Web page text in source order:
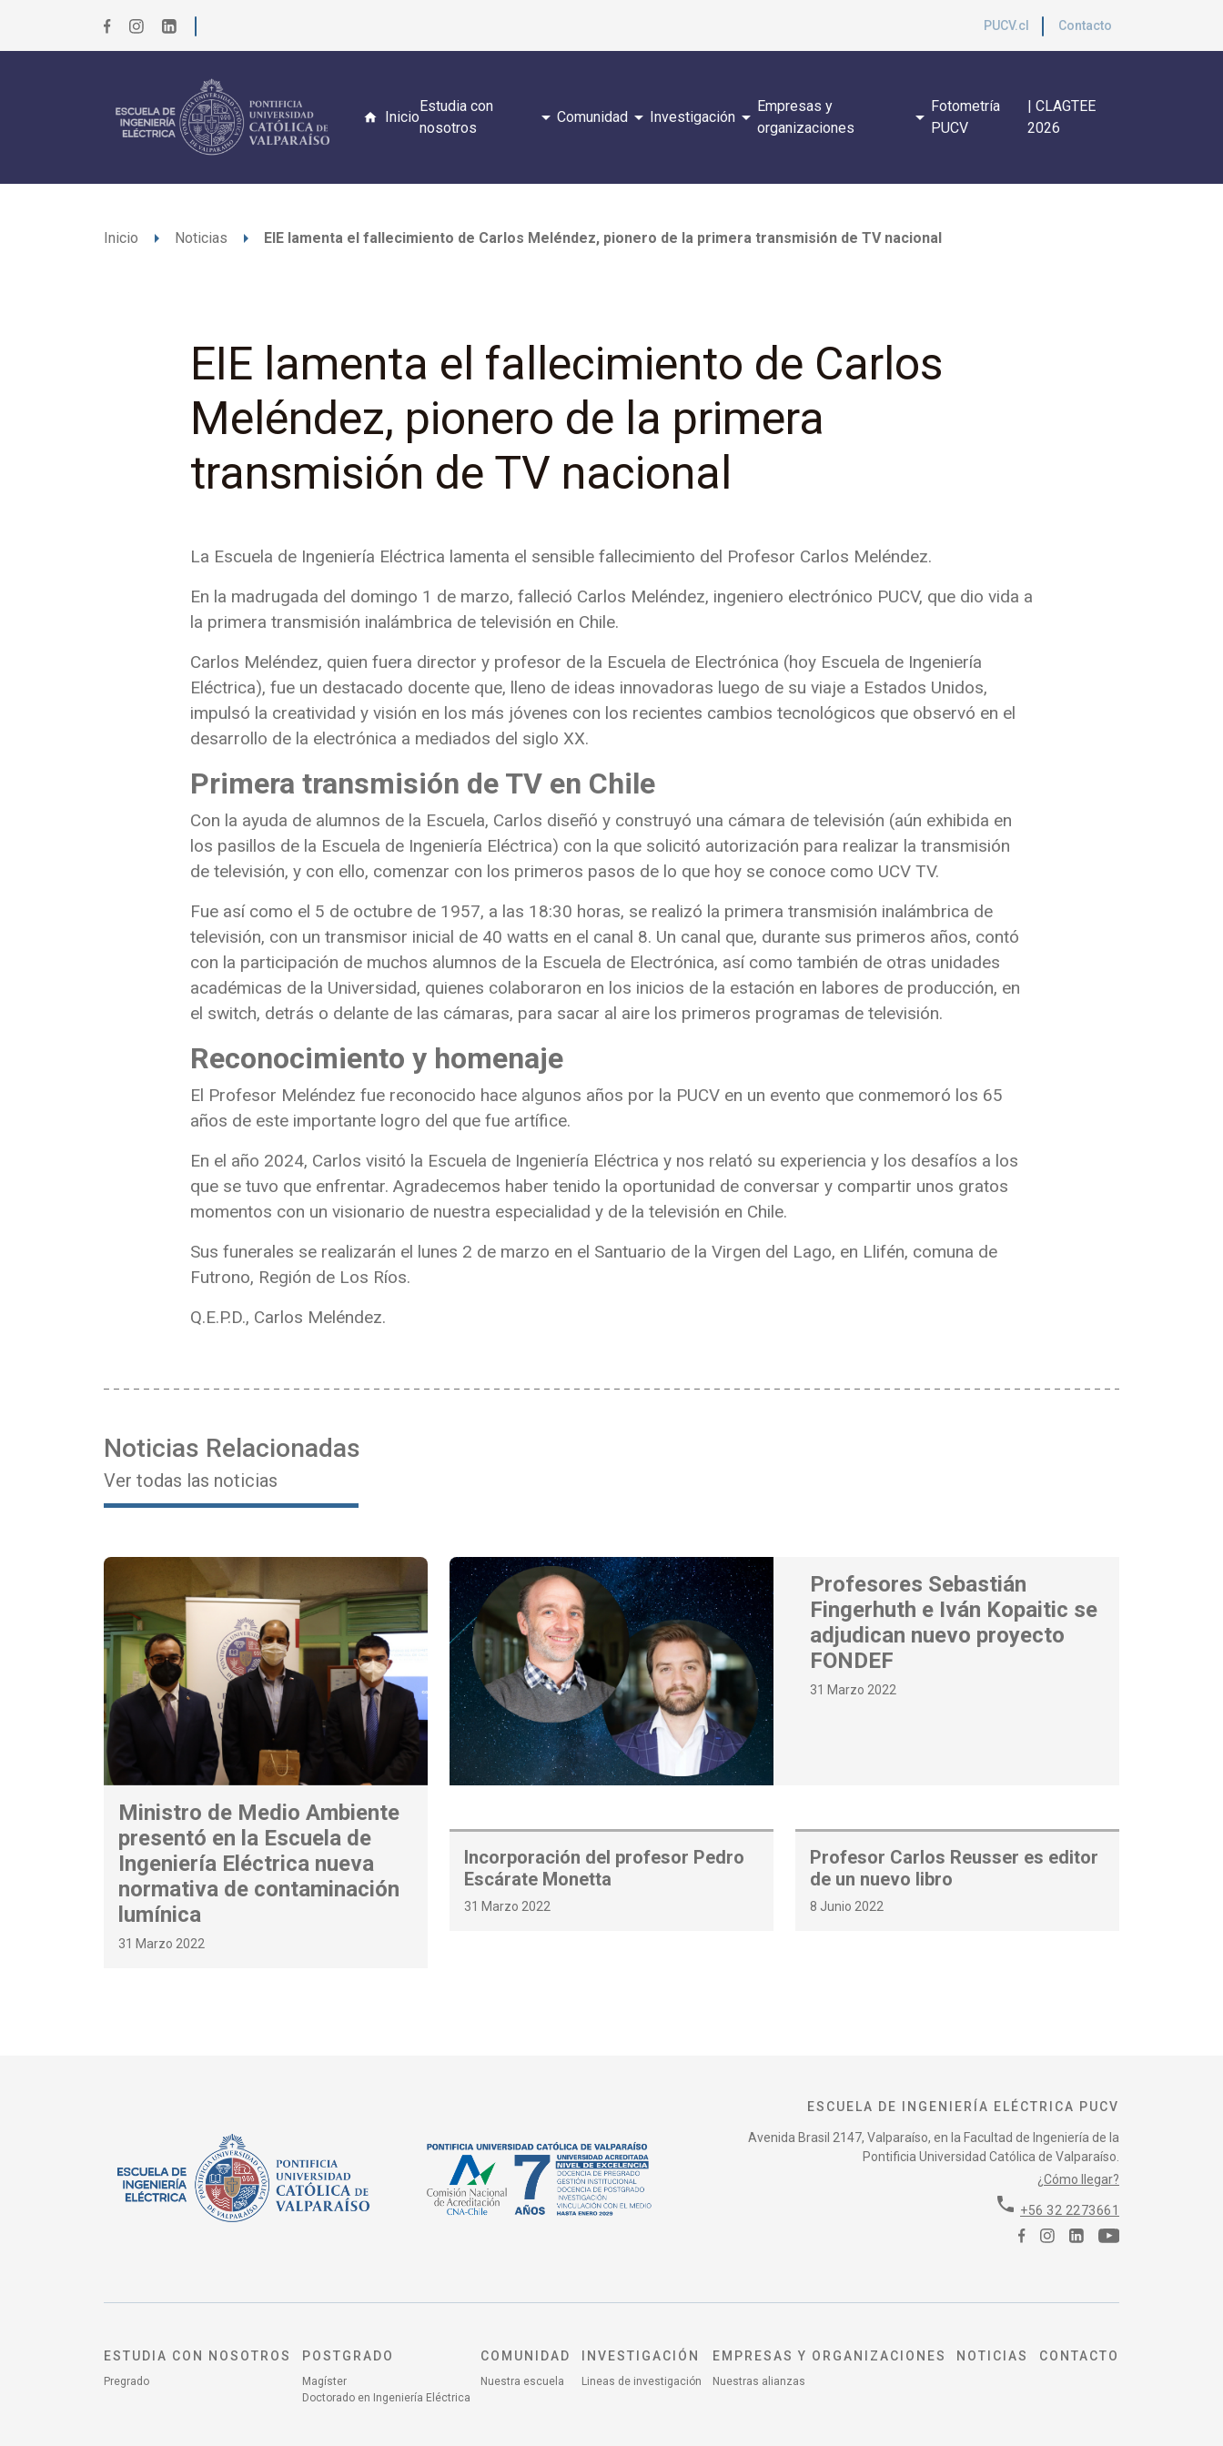
PUCV.cl Contacto
Inicio
Estudia con
nosotros
arrow_drop_down Comunidadarrow_drop_down Investigaciónarrow_drop_down
Empresas y
organizaciones
arrow_drop_down
Fotometría
PUCV
| CLAGTEE
2026
Inicio arrow_right Noticias arrow_right EIE lamenta el fallecimiento de Carlos Meléndez, pionero de la primera transmisión de TV nacional
EIE lamenta el fallecimiento de Carlos
Meléndez, pionero de la primera
transmisión de TV nacional
La Escuela de Ingeniería Eléctrica lamenta el sensible fallecimiento del Profesor Carlos Meléndez.
En la madrugada del domingo 1 de marzo, falleció Carlos Meléndez, ingeniero electrónico PUCV, que dio vida a
la primera transmisión inalámbrica de televisión en Chile.
Carlos Meléndez, quien fuera director y profesor de la Escuela de Electrónica (hoy Escuela de Ingeniería
Eléctrica), fue un destacado docente que, lleno de ideas innovadoras luego de su viaje a Estados Unidos,
impulsó la creatividad y visión en los más jóvenes con los recientes cambios tecnológicos que observó en el
desarrollo de la electrónica a mediados del siglo XX.
Primera transmisión de TV en Chile
Con la ayuda de alumnos de la Escuela, Carlos diseñó y construyó una cámara de televisión (aún exhibida en
los pasillos de la Escuela de Ingeniería Eléctrica) con la que solicitó autorización para realizar la transmisión
de televisión, y con ello, comenzar con los primeros pasos de lo que hoy se conoce como UCV TV.
Fue así como el 5 de octubre de 1957, a las 18:30 horas, se realizó la primera transmisión inalámbrica de
televisión, con un transmisor inicial de 40 watts en el canal 8. Un canal que, durante sus primeros años, contó
con la participación de muchos alumnos de la Escuela de Electrónica, así como también de otras unidades
académicas de la Universidad, quienes colaboraron en los inicios de la estación en labores de producción, en
el switch, detrás o delante de las cámaras, para sacar al aire los primeros programas de televisión.
Reconocimiento y homenaje
El Profesor Meléndez fue reconocido hace algunos años por la PUCV en un evento que conmemoró los 65
años de este importante logro del que fue artífice.
En el año 2024, Carlos visitó la Escuela de Ingeniería Eléctrica y nos relató su experiencia y los desafíos a los
que se tuvo que enfrentar. Agradecemos haber tenido la oportunidad de conversar y compartir unos gratos
momentos con un visionario de nuestra especialidad y de la televisión en Chile.
Sus funerales se realizarán el lunes 2 de marzo en el Santuario de la Virgen del Lago, en Llifén, comuna de
Futrono, Región de Los Ríos.
Q.E.P.D., Carlos Meléndez.
Noticias Relacionadas
Ver todas las noticias
Ministro de Medio Ambiente
presentó en la Escuela de
Ingeniería Eléctrica nueva
normativa de contaminación
lumínica
31 Marzo 2022
Profesores Sebastián
Fingerhuth e Iván Kopaitic se
adjudican nuevo proyecto
FONDEF
31 Marzo 2022
Incorporación del profesor Pedro
Escárate Monetta
31 Marzo 2022
Profesor Carlos Reusser es editor
de un nuevo libro
8 Junio 2022
ESCUELA DE INGENIERÍA ELÉCTRICA PUCV
Avenida Brasil 2147, Valparaíso, en la Facultad de Ingeniería de la
Pontificia Universidad Católica de Valparaíso.
¿Cómo llegar?
phone +56 32 2273661
ESTUDIA CON NOSOTROS
Pregrado
POSTGRADO
Magíster
Doctorado en Ingeniería Eléctrica
COMUNIDAD
Nuestra escuela
INVESTIGACIÓN
Lineas de investigación
EMPRESAS Y ORGANIZACIONES
Nuestras alianzas
NOTICIAS CONTACTO